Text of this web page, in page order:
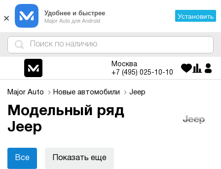
4
1
3
2
Москва
+7 (495) 025-10-10
Major Auto Новые автомобили Jeep
Модельный ряд
Jeep
Все Показать еще
× Удобнее и быстрее
Major Auto для Android Установить